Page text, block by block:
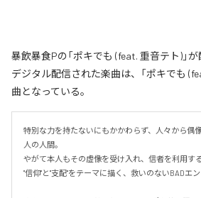
暴飲暴食Pの「ポキでも (feat. 重音テト)」
デジタル配信された楽曲は、「ポキでも
曲となっている。
特別な力を持たないにもかかわらず、人々から偶
人の人間。
やがて本人もその虚像を受け入れ、信者を利用す
"信仰"と"支配"をテーマに描く、救いのないBADエン